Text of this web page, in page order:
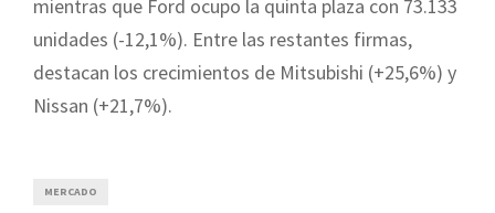
mientras que Ford ocupo la quinta plaza con 73.133
unidades (-12,1%). Entre las restantes firmas,
destacan los crecimientos de Mitsubishi (+25,6%) y
Nissan (+21,7%).
MERCADO